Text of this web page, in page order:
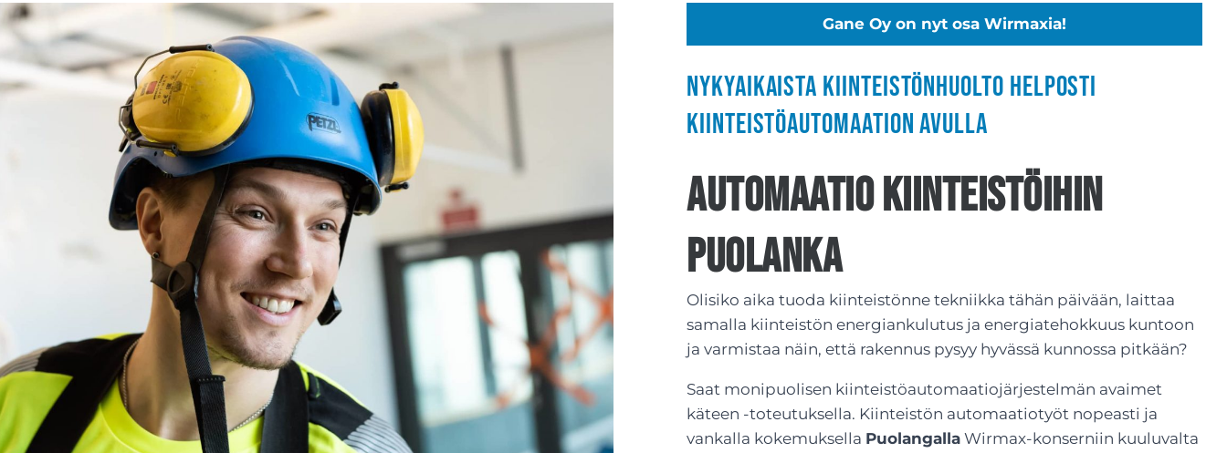
Gane Oy on nyt osa Wirmaxia!
Nykyaikaista kiinteistönhuolto helposti
kiinteistöautomaation avulla
Automaatio kiinteistöihin
Puolanka
Olisiko aika tuoda kiinteistönne tekniikka tähän päivään, laittaa
samalla kiinteistön energiankulutus ja energiatehokkuus kuntoon
ja varmistaa näin, että rakennus pysyy hyvässä kunnossa pitkään?
Saat monipuolisen kiinteistöautomaatiojärjestelmän avaimet
käteen -toteutuksella. Kiinteistön automaatiotyöt nopeasti ja
vankalla kokemuksella Puolangalla Wirmax-konserniin kuuluvalta